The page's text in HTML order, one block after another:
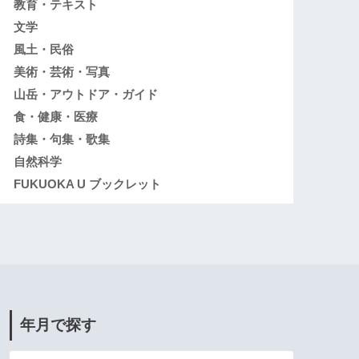
教育・テキスト
文学
風土・民俗
美術・芸術・写真
山岳・アウトドア・ガイド
食・健康・医療
詩集・句集・歌集
自然科学
FUKUOKA U ブックレット
年月で探す